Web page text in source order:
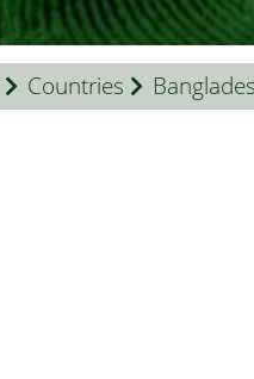
Countries